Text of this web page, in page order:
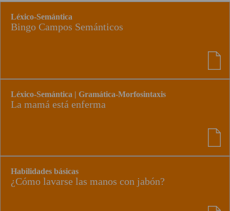
Léxico-Semántica
Bingo Campos Semánticos
Léxico-Semántica | Gramática-Morfosintaxis
La mamá está enferma
Habilidades básicas
¿Cómo lavarse las manos con jabón?